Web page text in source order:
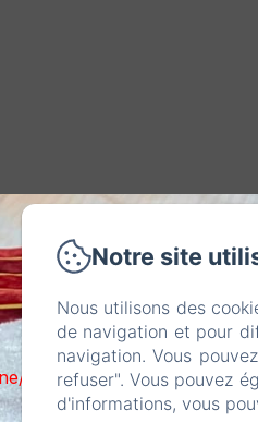
index: Loading chunk
Notre site
Nous utilisons des
de navigation et pour
navigation. Vous
refuser". Vous pouvez
d'informations, vous